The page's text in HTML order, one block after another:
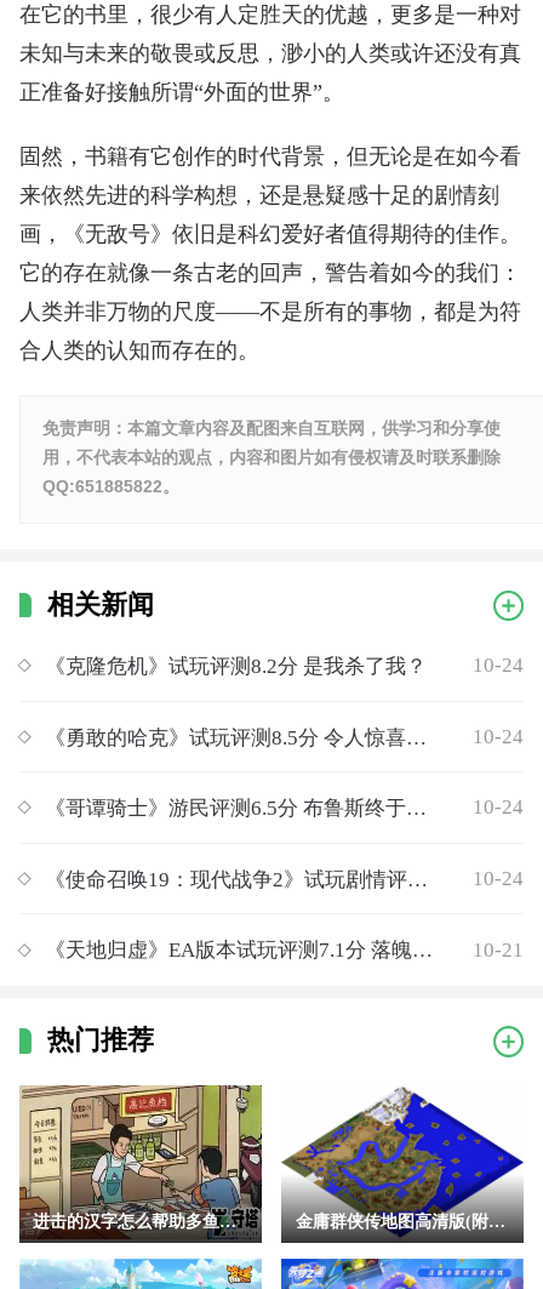
在它的书里，很少有人定胜天的优越，更多是一种对
未知与未来的敬畏或反思，渺小的人类或许还没有真
正准备好接触所谓“外面的世界”。
固然，书籍有它创作的时代背景，但无论是在如今看
来依然先进的科学构想，还是悬疑感十足的剧情刻
画，《无敌号》依旧是科幻爱好者值得期待的佳作。
它的存在就像一条古老的回声，警告着如今的我们：
人类并非万物的尺度——不是所有的事物，都是为符
合人类的认知而存在的。
免责声明：本篇文章内容及配图来自互联网，供学习和分享使
用，不代表本站的观点，内容和图片如有侵权请及时联系删除
QQ:651885822。
相关新闻
《克隆危机》试玩评测8.2分 是我杀了我？ 10-24
《勇敢的哈克》试玩评测8.5分 令人惊喜的废土银河城 10-24
《哥谭骑士》游民评测6.5分 布鲁斯终于见到了他的父母 10-24
《使命召唤19：现代战争2》试玩剧情评测8.4分：过瘾的开胃菜 10-24
《天地归虚》EA版本试玩评测7.1分 落魄掌门的修仙逆袭之路 10-21
热门推荐
进击的汉字怎么帮助多鱼完成挑战 进击的汉字助人为乐帮助多鱼完 金庸群侠传地图高清版(附地点详细坐标)